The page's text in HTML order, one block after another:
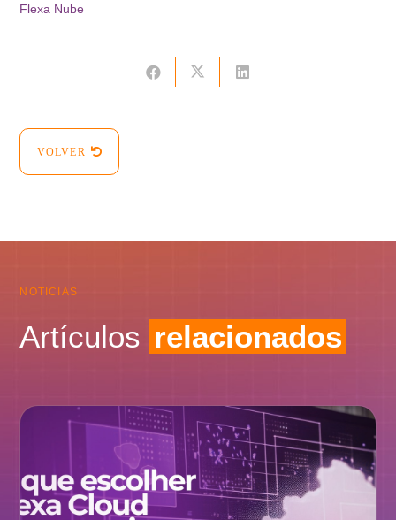
Flexa Nube
VOLVER
NOTICIAS
Artículos relacionados